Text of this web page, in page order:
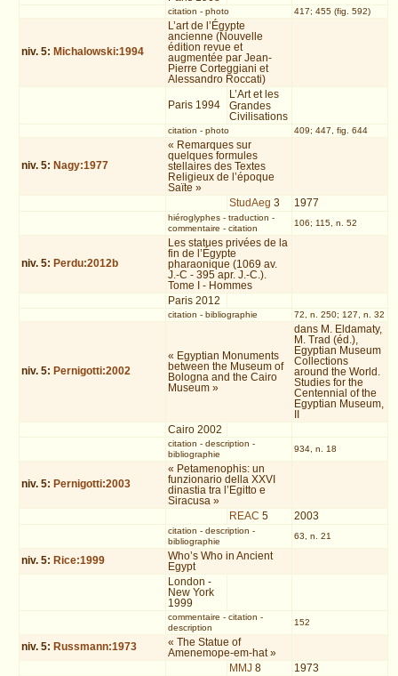
citation - photo 417; 455 (fig. 592)
niv. 5: Michalowski:1994
L’art de l’Égypte
ancienne (Nouvelle
édition revue et
augmentée par Jean-
Pierre Corteggiani et
Alessandro Roccati)
Paris 1994
L’Art et les
Grandes
Civilisations
citation - photo 409; 447, fig. 644
niv. 5: Nagy:1977
« Remarques sur
quelques formules
stellaires des Textes
Religieux de l’époque
Saïte »
StudAeg 3 1977
hiéroglyphes- traduction -
commentaire - citation
106; 115, n. 52
niv. 5: Perdu:2012b
Les statues privées de la
fin de l’Égypte
pharaonique (1069 av.
J.-C - 395 apr. J.-C.).
Tome I - Hommes
Paris 2012
citation - bibliographie 72, n. 250; 127, n. 32
niv. 5: Pernigotti:2002
« Egyptian Monuments
between the Museum of
Bologna and the Cairo
Museum »
dans M. Eldamaty,
M. Trad (éd.),
Egyptian Museum
Collections
around the World.
Studies for the
Centennial of the
Egyptian Museum,
Cairo 2002
citation - description -
bibliographie
934, n. 18
niv. 5: Pernigotti:2003
« Petamenophis: un
funzionario della XXVI
dinastia tra l’Egitto e
Siracusa »
REAC 5 2003
citation - description -
bibliographie
63, n. 21
niv. 5: Rice:1999
Who’s Who in Ancient
Egypt
London -
New York
1999
commentaire - citation -
description
152
niv. 5: Russmann:1973
« The Statue of
Amenemope-em-hat »
MMJ 8 1973